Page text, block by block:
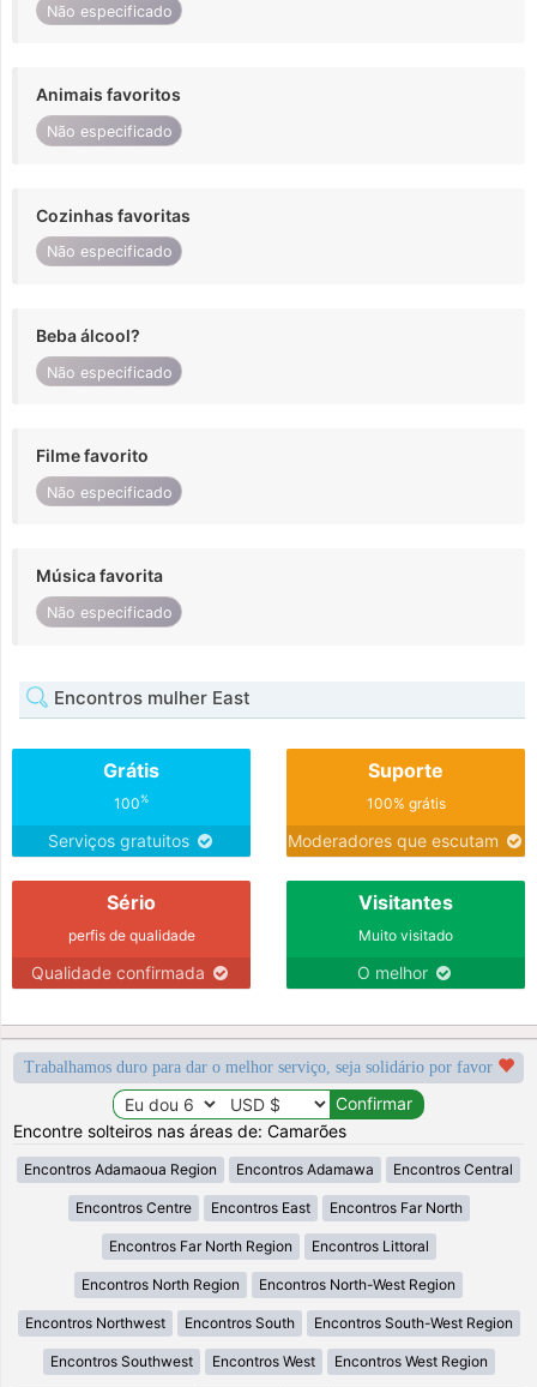
Não especificado
Animais favoritos
Não especificado
Cozinhas favoritas
Não especificado
Beba álcool?
Não especificado
Filme favorito
Não especificado
Música favorita
Não especificado
Encontros mulher East
Grátis
100%
Serviços gratuitos
Suporte
100% grátis
Moderadores que escutam
Sério
perfis de qualidade
Qualidade confirmada
Visitantes
Muito visitado
O melhor
Trabalhamos duro para dar o melhor serviço, seja solidário por favor
Encontre solteiros nas áreas de: Camarões
Encontros Adamaoua Region Encontros Adamawa Encontros Central
Encontros Centre Encontros East Encontros Far North
Encontros Far North Region Encontros Littoral
Encontros North Region Encontros North-West Region
Encontros Northwest Encontros South Encontros South-West Region
Encontros Southwest Encontros West Encontros West Region